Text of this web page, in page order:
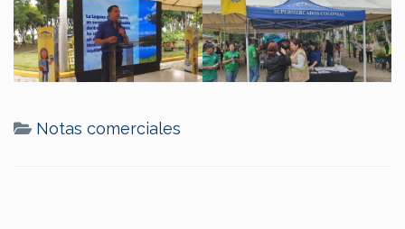
Notas comerciales